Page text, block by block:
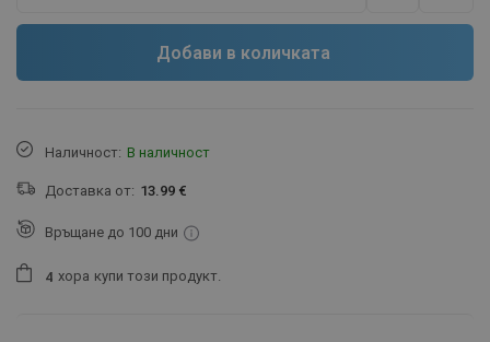
Добави в количката
Наличност: В наличност
Доставка от: 13.99 €
Връщане до 100 дни
4 хора купи този продукт.